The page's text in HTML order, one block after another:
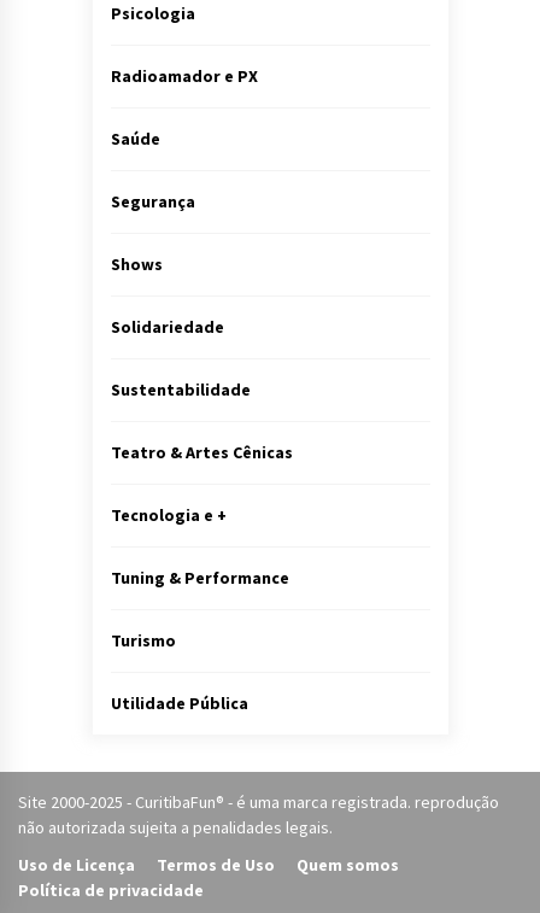
Psicologia
Radioamador e PX
Saúde
Segurança
Shows
Solidariedade
Sustentabilidade
Teatro & Artes Cênicas
Tecnologia e +
Tuning & Performance
Turismo
Utilidade Pública
Site 2000-2025 - CuritibaFun® - é uma marca registrada. reprodução
não autorizada sujeita a penalidades legais.
Uso de Licença
Termos de Uso
Quem somos
Política de privacidade